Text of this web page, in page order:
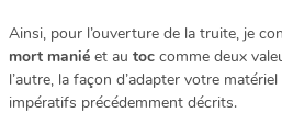
Ainsi, pour l’ouverture de la truite, je
mort manié et au toc comme deux
l’autre, la façon d’adapter votre
impératifs précédemment décrits.